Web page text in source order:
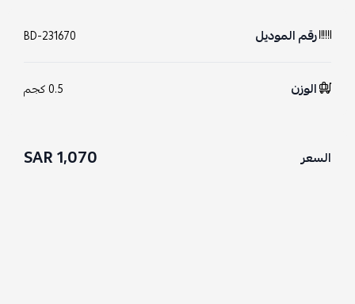
رقم الموديل BD-231670
الوزن 0.5 كجم
السعر 1,070 SAR